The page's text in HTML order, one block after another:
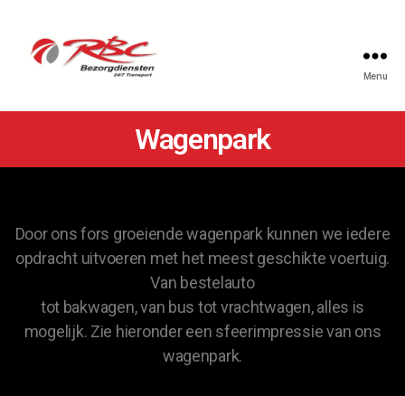
Menu
Wagenpark
Door ons fors groeiende wagenpark kunnen we iedere
opdracht uitvoeren met het meest geschikte voertuig.
Van bestelauto
tot bakwagen, van bus tot vrachtwagen, alles is
mogelijk. Zie hieronder een sfeerimpressie van ons
wagenpark.